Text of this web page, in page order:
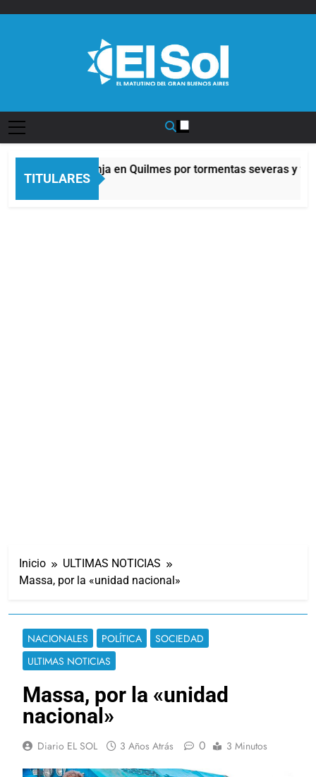
TITULARES
Alerta naranja en Quilmes por tormentas severas y
8 Horas Atrás
Inicio
ULTIMAS NOTICIAS
Massa, por la «unidad nacional»
NACIONALES POLÍTICA
SOCIEDAD
ULTIMAS NOTICIAS
Massa, por la «unidad
nacional»
Diario EL SOL 3 Años Atrás 0 3 Minutos